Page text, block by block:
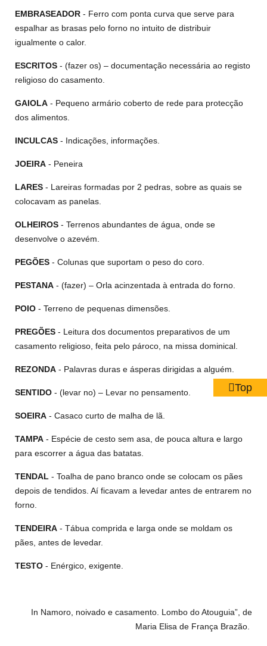
EMBRASEADOR - Ferro com ponta curva que serve para
espalhar as brasas pelo forno no intuito de distribuir
igualmente o calor.
ESCRITOS - (fazer os) – documentação necessária ao registo
religioso do casamento.
GAIOLA - Pequeno armário coberto de rede para protecção
dos alimentos.
INCULCAS - Indicações, informações.
JOEIRA - Peneira
LARES - Lareiras formadas por 2 pedras, sobre as quais se
colocavam as panelas.
OLHEIROS - Terrenos abundantes de água, onde se
desenvolve o azevém.
PEGÕES - Colunas que suportam o peso do coro.
PESTANA - (fazer) – Orla acinzentada à entrada do forno.
POIO - Terreno de pequenas dimensões.
PREGÕES - Leitura dos documentos preparativos de um
casamento religioso, feita pelo pároco, na missa dominical.
REZONDA - Palavras duras e ásperas dirigidas a alguém.
SENTIDO - (levar no) – Levar no pensamento.
SOEIRA - Casaco curto de malha de lã.
TAMPA - Espécie de cesto sem asa, de pouca altura e largo
para escorrer a água das batatas.
TENDAL - Toalha de pano branco onde se colocam os pães
depois de tendidos. Aí ficavam a levedar antes de entrarem no
forno.
TENDEIRA - Tábua comprida e larga onde se moldam os
pães, antes de levedar.
TESTO - Enérgico, exigente.
In Namoro, noivado e casamento. Lombo do Atouguia”, de
Maria Elisa de França Brazão.
Top